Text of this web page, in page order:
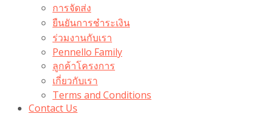
การจัดส่ง
ยืนยันการชำระเงิน
ร่วมงานกับเรา
Pennello Family
ลูกค้าโครงการ
เกี่ยวกับเรา
Terms and Conditions
Contact Us